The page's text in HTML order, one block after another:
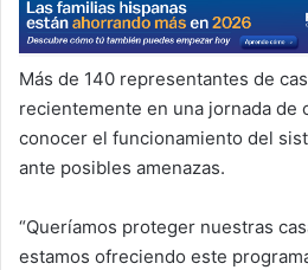
Más de 140 representantes de
recientemente en una jornada de
conocer el funcionamiento del
ante posibles amenazas.
“Queríamos proteger nuestras
estamos ofreciendo este